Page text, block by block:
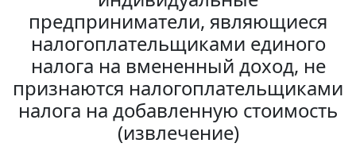
предприниматели, являющиеся
налогоплательщиками единого
налога на вмененный доход, не
признаются налогоплательщиками
налога на добавленную стоимость
(извлечение)